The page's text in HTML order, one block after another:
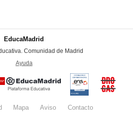
EducaMadrid
Comunidad de Madrid
Ayuda
Certificación
conformidad
con el
Nacional de
Seguridad
del
Mapa Aviso legalContacto